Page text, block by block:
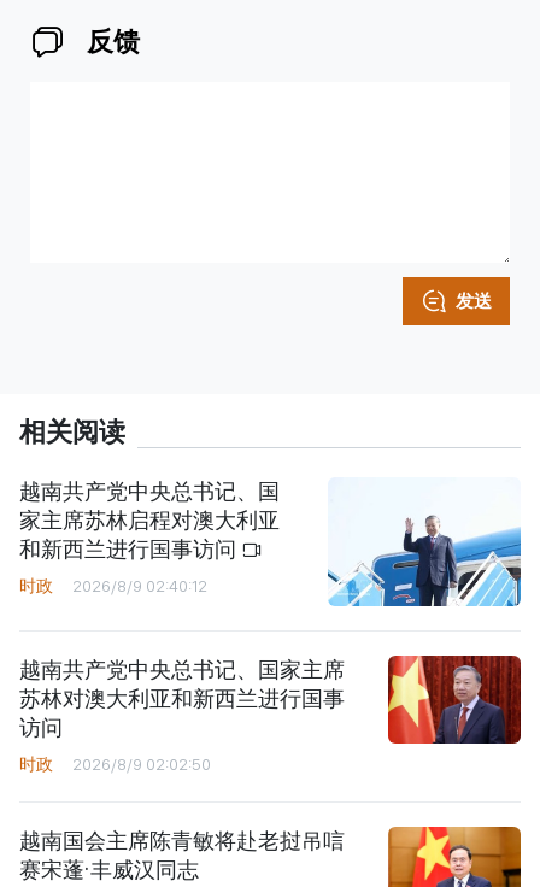
反馈
发送
相关阅读
越南共产党中央总书记、国
家主席苏林启程对澳大利亚
和新西兰进行国事访问
时政 2026/8/9 02:40:12
越南共产党中央总书记、国家主席
苏林对澳大利亚和新西兰进行国事
访问
时政 2026/8/9 02:02:50
越南国会主席陈青敏将赴老挝吊唁
赛宋蓬·丰威汉同志